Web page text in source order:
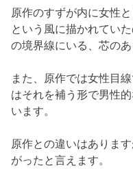
原作のすずが内に女性
という風に描かれてい
の境界線にいる、芯の
また、原作では女性目
はそれを補う形で男性
います。
原作との違いはありま
がったと言えます。